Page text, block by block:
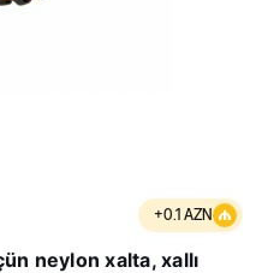
+0.1 AZN
neylon xalta, xallı